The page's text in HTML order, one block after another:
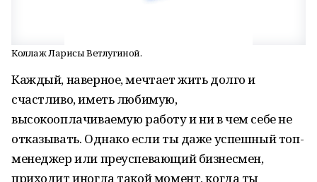
Коллаж Ларисы Ветлугиной.
Каждый, наверное, мечтает жить долго и
счастливо, иметь любимую,
высокооплачиваемую работу и ни в чем себе не
отказывать. Однако если ты даже успешный топ-
менеджер или преуспевающий бизнесмен,
приходит иногда такой момент, когда ты